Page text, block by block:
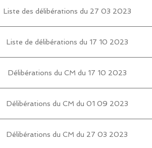
Liste des délibérations du 27 03 2023
Liste de délibérations du 17 10 2023
Délibérations du CM du 17 10 2023
Délibérations du CM du 01 09 2023
Délibérations du CM du 27 03 2023